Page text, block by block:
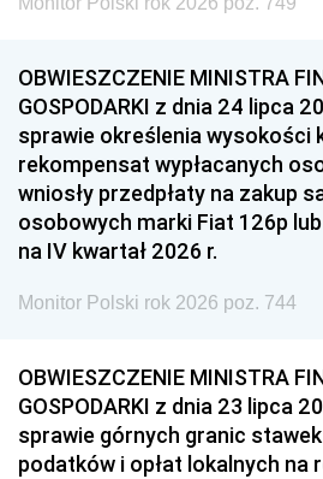
OBWIESZCZENIE MINISTRA
GOSPODARKI z dnia 24 lipca
sprawie określenia wysokości
rekompensat wypłacanych
wniosły przedpłaty na zakup
osobowych marki Fiat 126p lub
na IV kwartał 2026 r.
Monitor Polski rok 2026 poz. 744
OBWIESZCZENIE MINISTRA
GOSPODARKI z dnia 23 lipca
sprawie górnych granic
podatków i opłat lokalnych na